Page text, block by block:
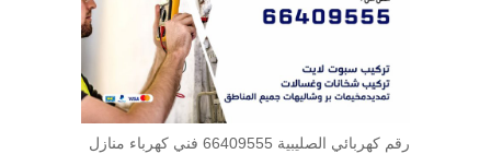
رقم كهربائي الصليبية 66409555 فني كهرباء منازل